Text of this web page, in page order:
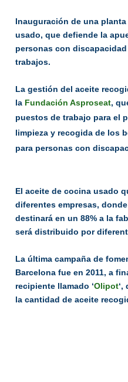
Inauguración de una
usado, que defiende la
personas con
trabajos.
La gestión del aceite
la Fundación Asproseat,
puestos de trabajo para el
limpieza y recogida de los
para personas con
El aceite de cocina usado
diferentes empresas,
destinará en un 88% a la
será distribuido por
La última campaña de
Barcelona fue en 2011, a
recipiente llamado ‘Olipot
la cantidad de aceite